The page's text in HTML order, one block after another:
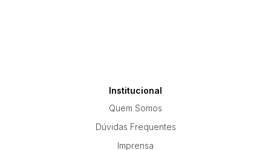
Institucional
Quem Somos
Dúvidas Frequentes
Imprensa